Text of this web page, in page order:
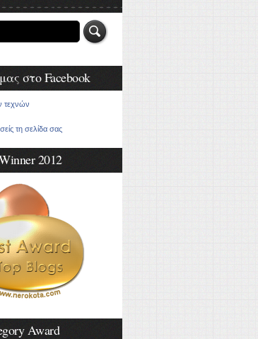
στο Facebook
τεχνών
τη σελίδα σας
2012
Award